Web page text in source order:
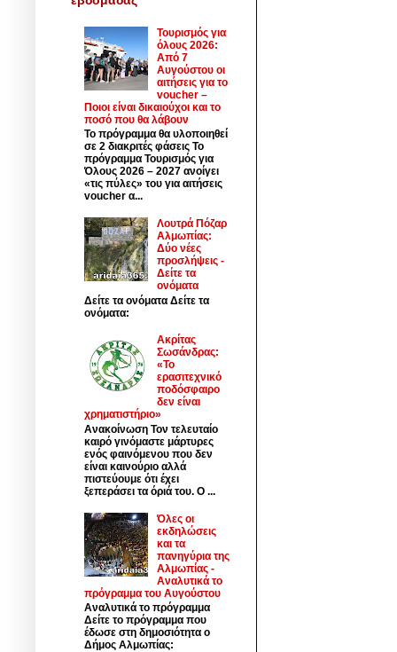
Τουρισμός για
όλους 2026:
Από 7
Αυγούστου οι
αιτήσεις για το
voucher –
Ποιοι είναι δικαιούχοι και το
ποσό που θα λάβουν
Το πρόγραμμα θα υλοποιηθεί
σε 2 διακριτές φάσεις Το
πρόγραμμα Τουρισμός για
Όλους 2026 – 2027 ανοίγει
«τις πύλες» του για αιτήσεις
voucher α...
Λουτρά Πόζαρ
Αλμωπίας:
Δύο νέες
προσλήψεις -
Δείτε τα
ονόματα
Δείτε τα ονόματα Δείτε τα
ονόματα:
Ακρίτας
Σωσάνδρας:
«Το
ερασιτεχνικό
ποδόσφαιρο
δεν είναι
χρηματιστήριο»
Ανακοίνωση Τον τελευταίο
καιρό γινόμαστε μάρτυρες
ενός φαινόμενου που δεν
είναι καινούριο αλλά
πιστεύουμε ότι έχει
ξεπεράσει τα όριά του. Ο ...
Όλες οι
εκδηλώσεις
και τα
πανηγύρια της
Αλμωπίας -
Αναλυτικά το
πρόγραμμα του Αυγούστου
Αναλυτικά το πρόγραμμα
Δείτε το πρόγραμμα που
έδωσε στη δημοσιότητα ο
Δήμος Αλμωπίας: